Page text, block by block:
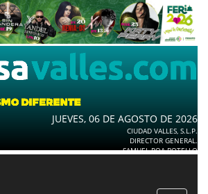
JUEVES, 06 DE AGOSTO DE 2026
CIUDAD VALLES, S.L.P.
DIRECTOR GENERAL.
SAMUEL ROA BOTELLO